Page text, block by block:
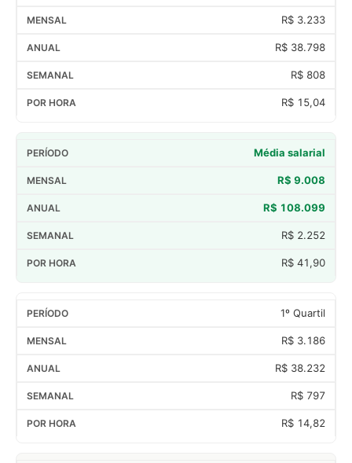
R$ 3.233
R$ 38.798
R$ 808
R$ 15,04
Média salarial
R$ 9.008
R$ 108.099
R$ 2.252
R$ 41,90
1º Quartil
R$ 3.186
R$ 38.232
R$ 797
R$ 14,82